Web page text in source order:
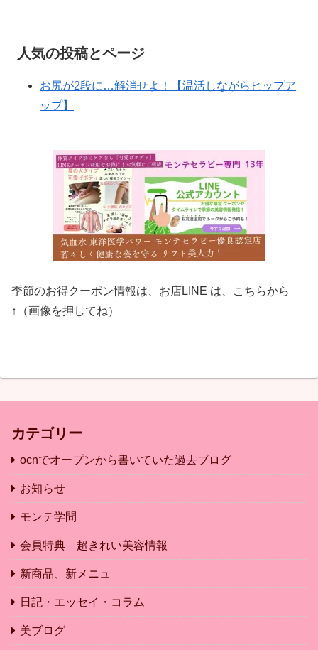
人気の投稿とページ
お尻が2段に…解消せよ！【温活しながらヒップア
ップ】
季節のお得クーポン情報は、お店LINE は、こちらから
↑（画像を押してね）
カテゴリー
ocnでオープンから書いていた過去ブログ
お知らせ
モンテ学問
会員特典 超きれい美容情報
新商品、新メニュ
日記・エッセイ・コラム
美ブログ